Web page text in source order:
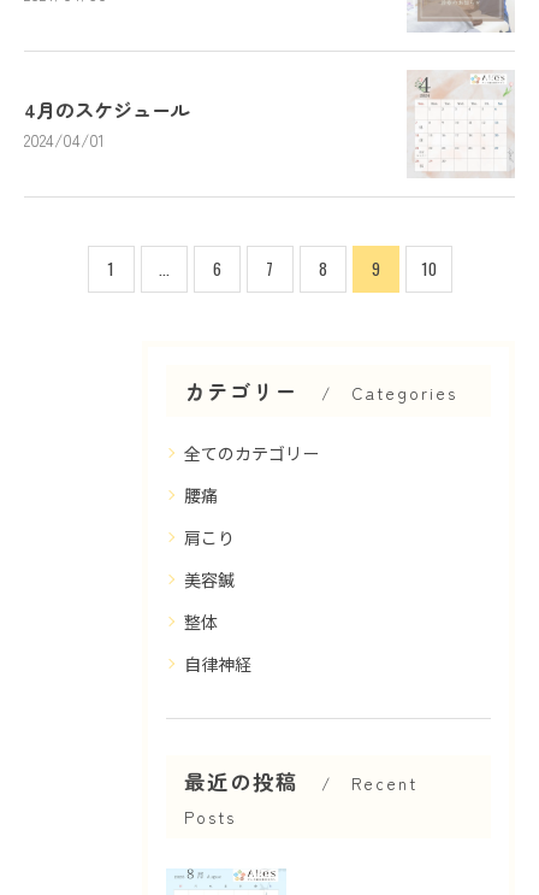
4月のスケジュール
2024/04/01
1 ... 6 7 8 9 10
カテゴリー Categories
全てのカテゴリー
腰痛
肩こり
美容鍼
整体
自律神経
最近の投稿
Recent
Posts